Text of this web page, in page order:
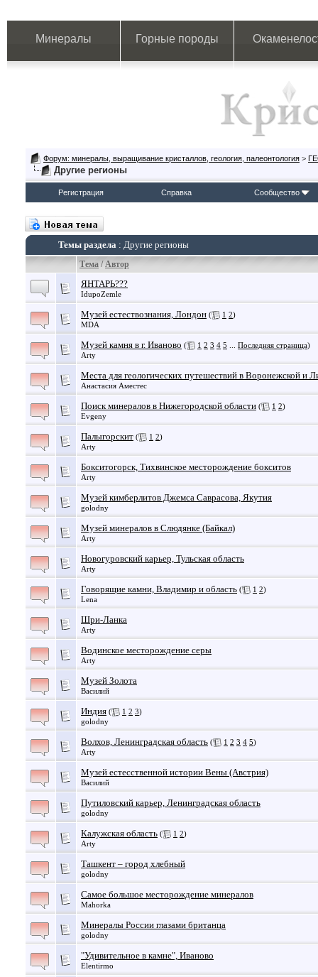
Минералы Горные породы
Форум: минералы, выращивание кристаллов, геология, палеонтология >
Другие регионы
Регистрация Справка Сообщество
Темы раздела : Другие регионы
Тема /Автор
ЯНТАРЬ???
IdupoZemle
Музей естествознания, Лондон ( 1 2)
MDA
Музей камня в г. Иваново ( 1 2 3 4 5 Последняя страница)
Arty
Места для геологических путешествий в Воронежской и
Анастасия Аместес
Поиск минералов в Нижегородской области ( 1 2)
Evgeny
Палыгорскит ( 1 2)
Arty
Бокситогорск, Тихвинское месторождение бокситов
Arty
Музей кимберлитов Джемса Саврасова, Якутия
golodny
Музей минералов в Слюдянке (Байкал)
Arty
Новогуровский карьер, Тульская область
Arty
Говорящие камни, Владимир и область ( 1 2)
Lena
Шри-Ланка
Arty
Водинское месторождение серы
Arty
Музей Золота
Василий
Индия ( 1 2 3)
golodny
Волхов, Ленинградская область ( 1 2 3 4 5)
Arty
Музей естесственной истории Вены (Австрия)
Василий
Путиловский карьер, Ленинградская область
golodny
Калужская область ( 1 2)
Arty
Ташкент – город хлебный
golodny
Самое большое месторождение минералов
Mahorka
Минералы России глазами британца
golodny
"Удивительное в камне", Иваново
Elentirmo